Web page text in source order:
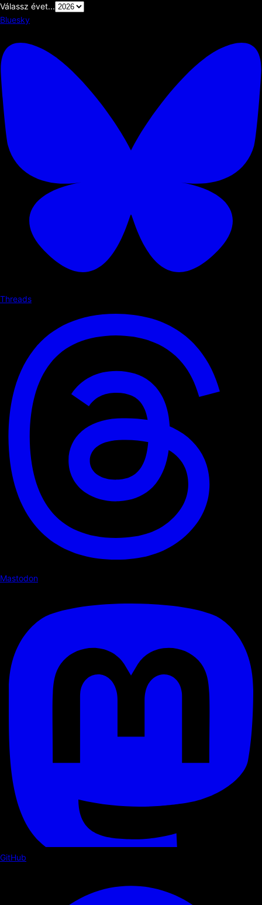
Válassz évet...
Bluesky
Threads
Mastodon
GitHub